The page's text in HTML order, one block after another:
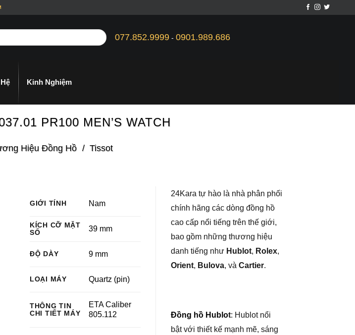
077.852.9999- 0901.989.686
Kinh Nghiệm
PR100 MEN’S WATCH
Hiệu Đồng Hồ / Tissot
GIỚI TÍNH Nam
KÍCH CỠ MẶT
SỐ
39 mm
ĐỘ DÀY 9 mm
LOẠI MÁY Quartz (pin)
THÔNG TIN
CHI TIẾT MÁY
ETA Caliber
805.112
24Kara tự hào là nhà phân phối
chính hãng các dòng đồng hồ
cao cấp nổi tiếng trên thế giới,
bao gồm những thương hiệu
danh tiếng như Hublot, Rolex,
Orient, Bulova, và Cartier.
Đồng hồ Hublot: Hublot nổi
bật với thiết kế mạnh mẽ, sáng